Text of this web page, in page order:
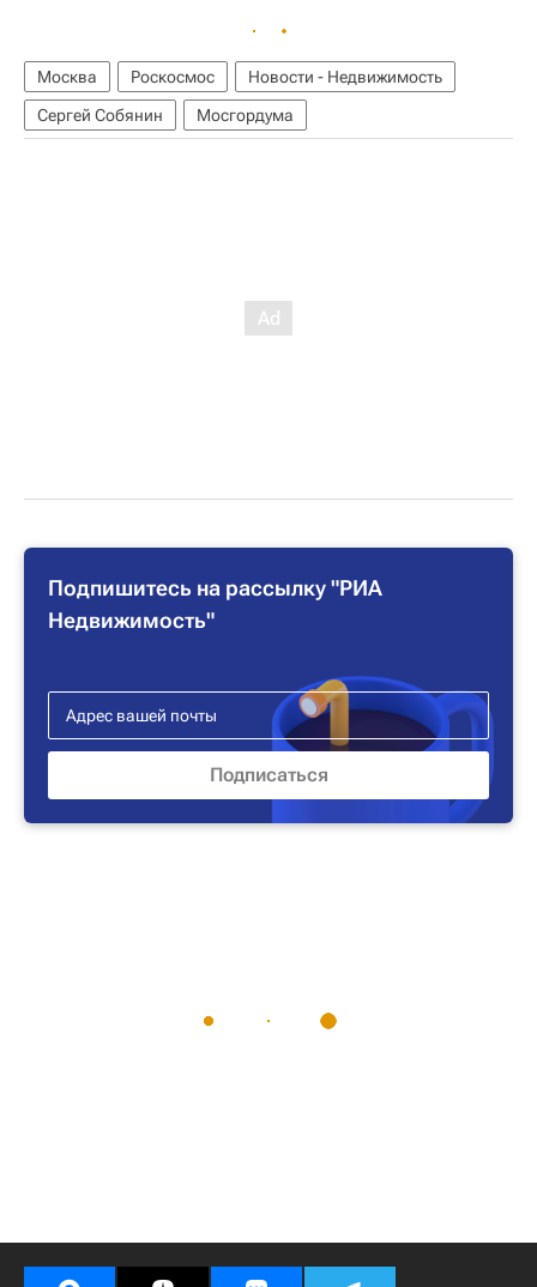
Москва Роскосмос
Новости - Недвижимость
Сергей Собянин
Мосгордума
Подпишитесь на рассылку "РИА
Недвижимость"